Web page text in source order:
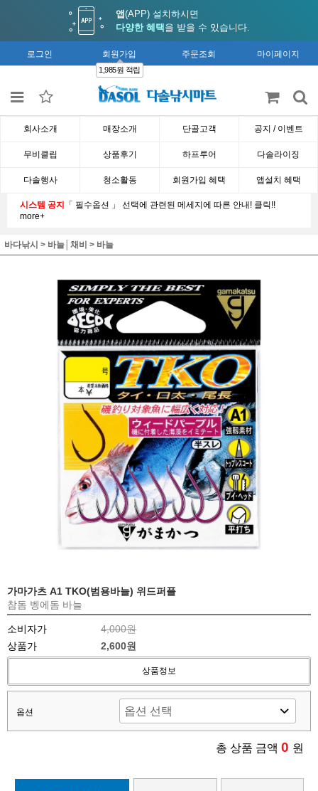
앱(APP) 설치하시면
다양한 혜택 을 받을 수 있습니다.
로그인 회원가입
1,985원 적립
주문조회 마이페이지
회사소개 매장소개 단골고객 공지 / 이벤트
무비클립 상품후기 하프루어 다솔라이징
다솔행사 청소활동 회원가입 혜택 앱설치 혜택
시스템 공지 「 필수옵션 」 선택에 관련된 메세지에 따른 안내! 클릭!!
more+
바다낚시 > 바늘│채비 > 바늘
가마가츠 A1 TKO(범용바늘) 위드퍼플
참돔 벵에돔 바늘
소비자가
4,000원
상품가
2,600원
상품정보
옵션
총 상품 금액 0 원